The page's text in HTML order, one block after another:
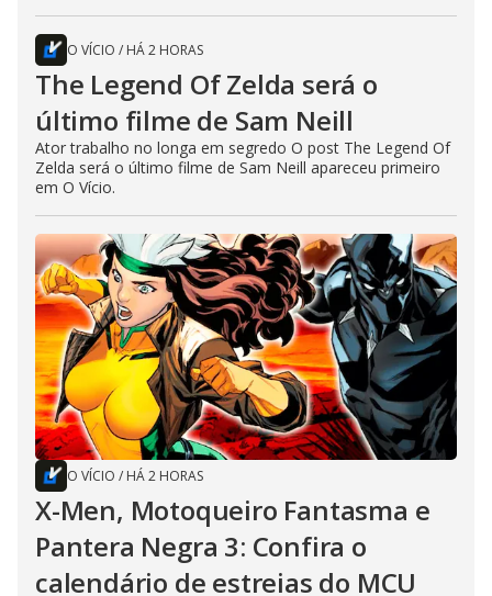
O VÍCIO / HÁ 2 HORAS
The Legend Of Zelda será o
último filme de Sam Neill
Ator trabalho no longa em segredo O post The Legend Of
Zelda será o último filme de Sam Neill apareceu primeiro
em O Vício.
O VÍCIO / HÁ 2 HORAS
X-Men, Motoqueiro Fantasma e
Pantera Negra 3: Confira o
calendário de estreias do MCU